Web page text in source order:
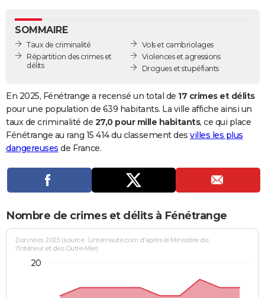
GUIDES D'ACHAT
BONS PLANS
Carte de Noël
Carte Bonne année
Carte Saint-Valentin
Carte Pâques
Carte d'anniversaire
DICTIONNAIRE
Dictionnaire
Biographies
Citations
Expressions
Proverbes
PROGRAMME TV
Se connecter
Entreprises
Service militaire
Avis de recherche
AVIS DE DÉCÈS
Bricolage
Lifestyle
Culture
Sport
Auto
Television
Voyage
Cinema
SOMMAIRE
Taux de criminalité
Répartition des crimes et
délits
Vols et cambriolages
Violences et agressions
Drogues et stupéfiants
En 2025, Fénétrange a recensé un total de 17 crimes et délits
pour une population de 639 habitants. La ville affiche ainsi un
taux de criminalité de 27,0 pour mille habitants, ce qui place
Fénétrange au rang 15 414 du classement des villes les plus
dangereuses de France.
Nombre de crimes et délits à Fénétrange
Données 2025 (source : Linternaute.com d'après le Ministère de
l'Intérieur et des Outre-Mer)
20